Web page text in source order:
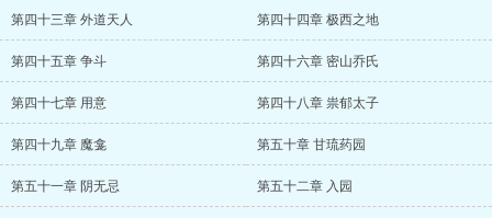
第四十三章 外道天人 第四十四章 极西之地
第四十五章 争斗 第四十六章 密山乔氏
第四十七章 用意 第四十八章 祟郁太子
第四十九章 魔龛 第五十章 甘琉药园
第五十一章 阴无忌 第五十二章 入园